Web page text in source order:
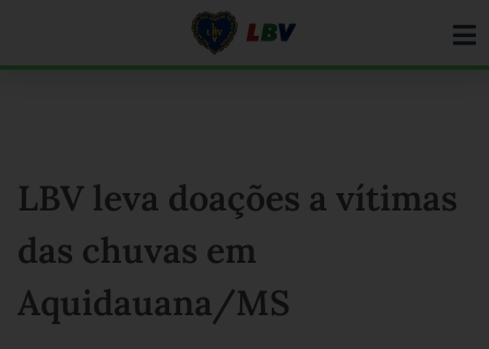
LBV leva doações a vítimas
das chuvas em
Aquidauana/MS